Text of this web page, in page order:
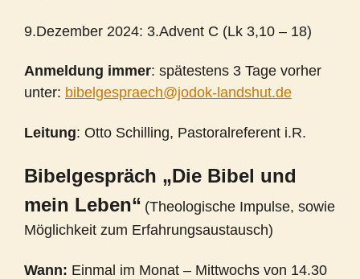
9.Dezember 2024: 3.Advent C (Lk 3,10 – 18)
Anmeldung immer: spätestens 3 Tage vorher
unter: bibelgespraech@jodok-landshut.de
Leitung: Otto Schilling, Pastoralreferent i.R.
Bibelgespräch „Die Bibel und
mein Leben“ (Theologische Impulse, sowie
Möglichkeit zum Erfahrungsaustausch)
Wann: Einmal im Monat – Mittwochs von 14.30